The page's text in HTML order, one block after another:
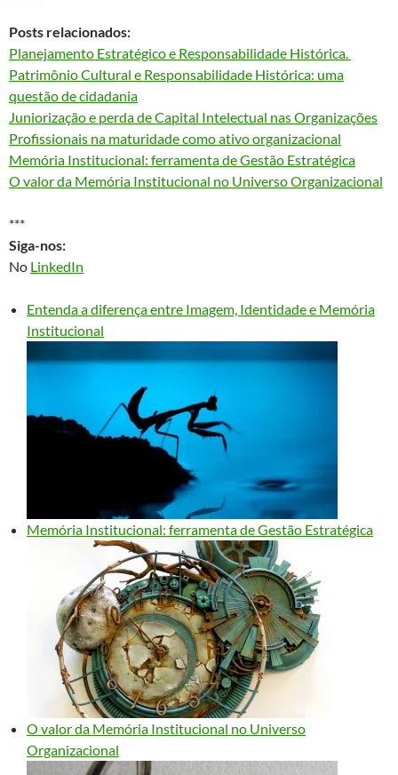
Posts relacionados:
Planejamento Estratégico e Responsabilidade Histórica.
Patrimônio Cultural e Responsabilidade Histórica: uma
questão de cidadania
Juniorização e perda de Capital Intelectual nas Organizações
Profissionais na maturidade como ativo organizacional
Memória Institucional: ferramenta de Gestão Estratégica
O valor da Memória Institucional no Universo Organizacional
***
Siga-nos:
No LinkedIn
Entenda a diferença entre Imagem, Identidade e Memória
Institucional
Memória Institucional: ferramenta de Gestão Estratégica
O valor da Memória Institucional no Universo
Organizacional